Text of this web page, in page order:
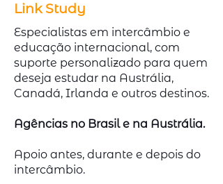
Link Study
Especialistas em intercâmbio e
educação internacional, com
suporte personalizado para quem
deseja estudar na Austrália,
Canadá, Irlanda e outros destinos.
Agências no Brasil e na Austrália.
Apoio antes, durante e depois do
intercâmbio.